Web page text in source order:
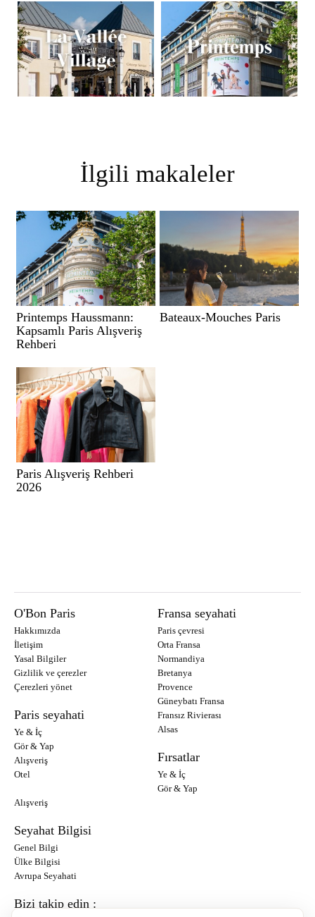
İlgili makaleler
Printemps Haussmann:
Kapsamlı Paris Alışveriş
Rehberi
Bateaux-Mouches Paris
Paris Alışveriş Rehberi
2026
O'Bon Paris
Hakkımızda
İletişim
Yasal Bilgiler
Gizlilik ve çerezler
Çerezleri yönet
Paris seyahati
Ye & İç
Gör & Yap
Alışveriş
Otel
Fransa seyahati
Paris çevresi
Orta Fransa
Normandiya
Bretanya
Provence
Güneybatı Fransa
Fransız Rivierası
Alsas
Fırsatlar
Ye & İç
Gör & Yap
Alışveriş
Seyahat Bilgisi
Genel Bilgi
Ülke Bilgisi
Avrupa Seyahati
Bizi takip edin :